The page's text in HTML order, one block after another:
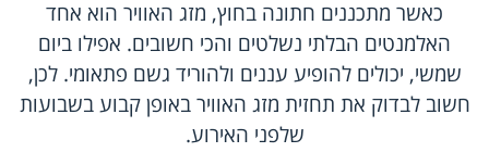
כאשר מתכננים חתונה בחוץ, מזג האוויר הוא אחד
האלמנטים הבלתי נשלטים והכי חשובים. אפילו ביום
שמשי, יכולים להופיע עננים ולהוריד גשם פתאומי. לכן,
חשוב לבדוק את תחזית מזג האוויר באופן קבוע בשבועות
שלפני האירוע.